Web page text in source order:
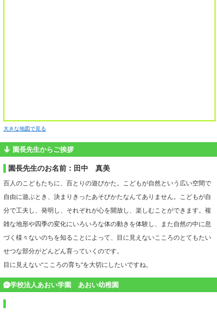
大きな地図で見る
園長先生からご挨拶
園長先生のお名前：田中 真美
百人のこどもたちに、百とりの遊びかた。こどもが自然という広い空間で
自由に遊ぶとき、決まりきったあそびかたなんてありません。こどもが自
分で工夫し、発明し、それぞれが心を開放し、楽しむことができます。複
雑な地形や四季の変化にいろいろな体の動きを体験し、また自然の中に息
づく様々ないのちを知ることによって、目に見えないこころのとてもたい
せつな部分がどんどん育っていくのです。
目に見えない“こころの育ち”を大切にしたいですね。
学校法人あおい学園 あおい幼稚園